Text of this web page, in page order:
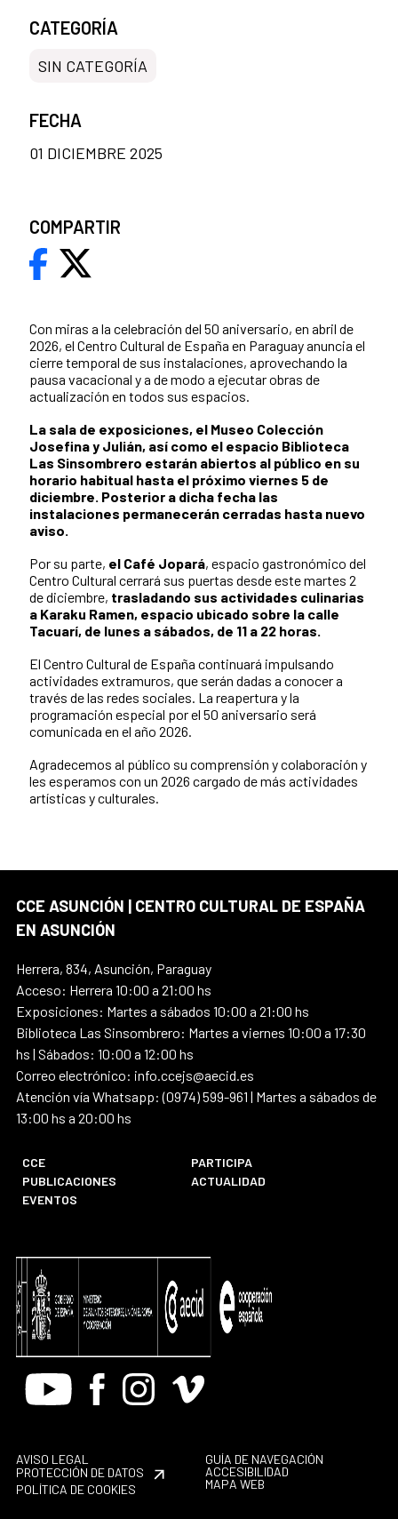
Con miras a la celebración del 50 aniversario, en abril de
2026, el Centro Cultural de España en Paraguay anuncia el
cierre temporal de sus instalaciones, aprovechando la
pausa vacacional y a de modo a ejecutar obras de
actualización en todos sus espacios.
La sala de exposiciones, el Museo Colección
Josefina y Julián, así como el espacio Biblioteca
Las Sinsombrero estarán abiertos al público en su
horario habitual hasta el próximo viernes 5 de
diciembre. Posterior a dicha fecha las
instalaciones permanecerán cerradas hasta nuevo
aviso.
Por su parte, el Café Jopará, espacio gastronómico del
Centro Cultural cerrará sus puertas desde este martes 2
de diciembre, trasladando sus actividades culinarias
a Karaku Ramen, espacio ubicado sobre la calle
Tacuarí, de lunes a sábados, de 11 a 22 horas.
El Centro Cultural de España continuará impulsando
actividades extramuros, que serán dadas a conocer a
través de las redes sociales. La reapertura y la
programación especial por el 50 aniversario será
comunicada en el año 2026.
Agradecemos al público su comprensión y colaboración y
les esperamos con un 2026 cargado de más actividades
artísticas y culturales.
CATEGORÍA
SIN CATEGORÍA
FECHA
01 DICIEMBRE 2025
COMPARTIR
CCE ASUNCIÓN | CENTRO CULTURAL DE ESPAÑA
EN ASUNCIÓN
Herrera, 834, Asunción, Paraguay
Acceso: Herrera 10:00 a 21:00 hs
Exposiciones: Martes a sábados 10:00 a 21:00 hs
Biblioteca Las Sinsombrero: Martes a viernes 10:00 a 17:30
hs | Sábados: 10:00 a 12:00 hs
Correo electrónico: info.ccejs@aecid.es
Atención vía Whatsapp: (0974) 599-961 | Martes a sábados de
13:00 hs a 20:00 hs
CCE
PARTICIPA
PUBLICACIONES
ACTUALIDAD
EVENTOS
Youtube FacebookInstagram
Vimeo
AVISO LEGAL
PROTECCIÓN DE DATOS
POLÍTICA DE COOKIES
GUÍA DE NAVEGACIÓN
ACCESIBILIDAD
MAPA WEB